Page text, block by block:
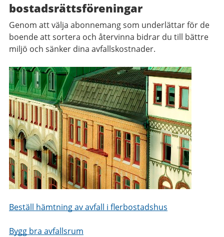
bostadsrättsföreningar
Genom att välja abonnemang som underlättar för de
boende att sortera och återvinna bidrar du till bättre
miljö och sänker dina avfallskostnader.
Beställ hämtning av avfall i flerbostadshus
Bygg bra avfallsrum